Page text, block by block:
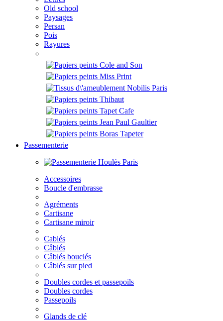
Old school
Paysages
Persan
Pois
Rayures
Passementerie
Accessoires
Boucle d'embrasse
Agréments
Cartisane
Cartisane miroir
Cablés
Câblés
Câblés bouclés
Câblés sur pied
Doubles cordes et passepoils
Doubles cordes
Passepoils
Glands de clé